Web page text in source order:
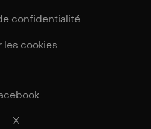
confidentialité
les cookies
X